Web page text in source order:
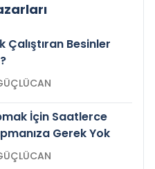
Çalıştıran Besinler
GÜÇLÜCAN
İçin Saatlerce
Gerek Yok
GÜÇLÜCAN